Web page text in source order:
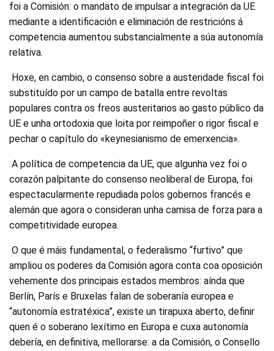
foi a Comisión: o mandato de impulsar a integración da UE
mediante a identificación e eliminación de restricións á
competencia aumentou substancialmente a súa autonomía
relativa.
Hoxe, en cambio, o consenso sobre a austeridade fiscal foi
substituído por un campo de batalla entre revoltas
populares contra os freos austeritarios ao gasto público da
UE e unha ortodoxia que loita por reimpoñer o rigor fiscal e
pechar o capítulo do «keynesianismo de emerxencia».
A política de competencia da UE, que algunha vez foi o
corazón palpitante do consenso neoliberal de Europa, foi
espectacularmente repudiada polos gobernos francés e
alemán que agora o consideran unha camisa de forza para a
competitividade europea.
O que é máis fundamental, o federalismo “furtivo” que
ampliou os poderes da Comisión agora conta coa oposición
vehemente dos principais estados membros: aínda que
Berlín, París e Bruxelas falan de soberanía europea e
“autonomía estratéxica”, existe un tirapuxa aberto, definir
quen é o soberano lexítimo en Europa e cuxa autonomía
debería, en definitiva, mellorarse: a da Comisión, o Consello